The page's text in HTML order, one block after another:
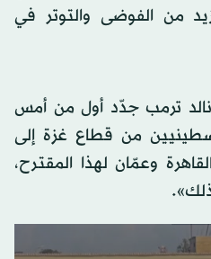
من الفوضى والتوتر في
ترمب جدّد أول من أمس
من قطاع غزة إلى
وعمّان لهذا المقترح،
ذلك».